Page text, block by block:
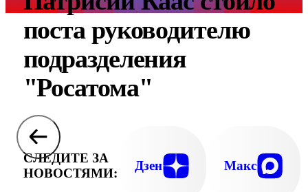
поста руководителю
подразделения
"Росатома"
СЛЕДИТЕ ЗА
НОВОСТЯМИ:
Дзен Макс